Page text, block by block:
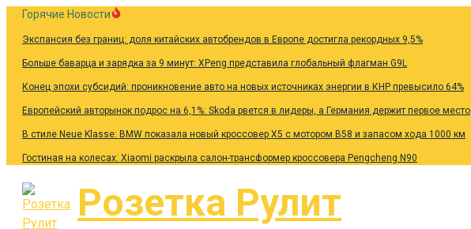
Перейти
Горячие Новости
Экспансия без границ: доля китайских автобрендов в Европе достигла рекордных 9,5%
Больше баварца и зарядка за 9 минут: XPeng представила глобальный флагман G9L
Конец эпохи субсидий: проникновение авто на новых источниках энергии в КНР превысило 64%
Европейский авторынок подрос на 6,1%: Skoda рвется в лидеры, а Германия держит первое место
В стиле Neue Klasse: BMW показала новый кроссовер X5 с мотором B58 и запасом хода 1000 км
Гостиная на колесах: Xiaomi раскрыла салон-трансформер кроссовера Pengcheng N90
Розетка Рулит